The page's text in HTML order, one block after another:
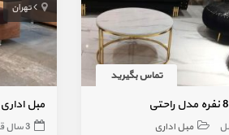
تماس بگیرید
مبل اداری
تهران
مبل
3 سال قبل